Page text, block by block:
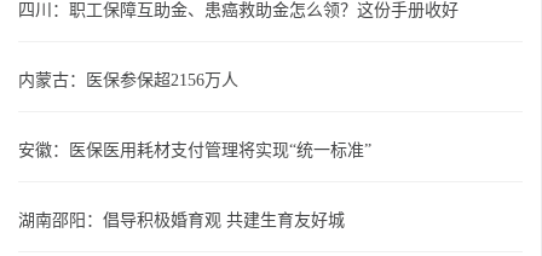
四川：职工保障互助金、患癌救助金怎么领？这份手册收好
内蒙古：医保参保超2156万人
安徽：医保医用耗材支付管理将实现“统一标准”
湖南邵阳：倡导积极婚育观 共建生育友好城